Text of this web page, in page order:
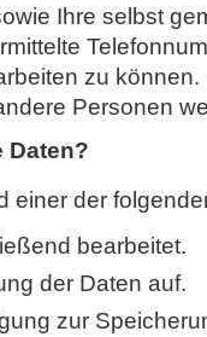
Ihre selbst
zu
Personen
Daten?
einer der
bearbeitet.
der Daten auf.
zur